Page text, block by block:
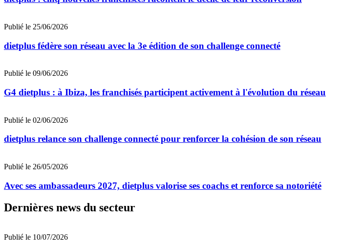
Publié le 25/06/2026
dietplus fédère son réseau avec la 3e édition de son challenge connecté
Publié le 09/06/2026
G4 dietplus : à Ibiza, les franchisés participent activement à l'évolution du réseau
Publié le 02/06/2026
dietplus relance son challenge connecté pour renforcer la cohésion de son réseau
Publié le 26/05/2026
Avec ses ambassadeurs 2027, dietplus valorise ses coachs et renforce sa notoriété
Dernières news du secteur
Publié le 10/07/2026